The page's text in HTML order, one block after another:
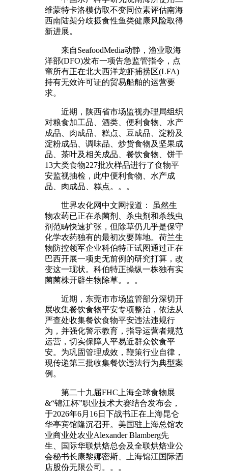
维蒙特卡洛模仿取不变同位素评估南海
西南陆架分歧摄食性鱼类健康风险取得
新进展。
来自SeafoodMedia动静，渔业取海
洋部(DFO)发布一项告急监管指令，点
窜所有正在北大西洋龙虾捕捞区(LFA)
持有无效许可证的贸易船舶的运营要
求。
近期，陕西省市场监视办理局组织
对粮食加工品、酒类、便利食物、水产
成品、肉成品、糕点、豆成品、淀粉及
淀粉成品、调味品、炒货食物及坚果成
品、茶叶及相关成品、餐饮食物、饼干
13大类食物227批次样品进行了食物平
安监视抽检，此中便利食物、水产成
品、肉成品、糕点。。。
世界农化网中文网报道： 虽然生
物农药已正在杀菌剂、杀虫剂和杀线虫
剂范畴快速扩张，但除草仍几乎是保守
化学农药独有的最初次要阵地。荷兰生
物防控领军企业科伯特正试图通过正在
巴西开展一项史无前例的研究打算，改
变这一现状。科伯特正操纵一株独有实
菌菌株开辟生物除草。。。
近期，东莞市市场监管部分深切开
展收集餐饮食物平安专项整治，依法从
严查处收集餐饮食物平安违法违规行
为，并强化警示教育，指导运营者规范
运营，切实保障人平易近群众饮食平
安。为巩固管理成效，鞭策行业自律，
现传递第三批收集餐饮违法行为典型案
例。
第二十九届FHC上海全球食物展
&“锦江杯”职业技术大赛结合发布会，
于2026年6月16日下战书正在上海昆仑
华亭宾馆隆沉召开。美国驻上海总馆农
业商业处农业Alexander Blamberg先
生、国际华联烘焙总会及全联烘焙业公
会秘书长康黎娜密斯、上海锦江国际酒
店股份无限公司。。。